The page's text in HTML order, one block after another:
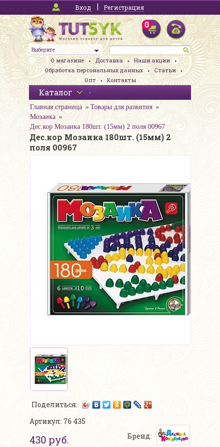
Вход Регистрация
Выберите
0
О магазине Доставка
Наши акции
Обработка персональных данных
Статьи
Опт
Контакты
Каталог
Главная страница
Товары для развития
Мозаика
Дес.кор Мозаика 180шт. (15мм) 2 поля 00967
Дес.кор Мозаика 180шт. (15мм) 2
поля 00967
Поделиться:
Артикул: 76 435
430 руб. Бренд: